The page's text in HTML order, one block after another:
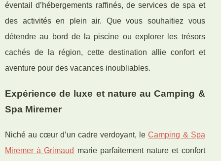
éventail d’hébergements raffinés, de services de spa et
des activités en plein air. Que vous souhaitiez vous
détendre au bord de la piscine ou explorer les trésors
cachés de la région, cette destination allie confort et
aventure pour des vacances inoubliables.
Expérience de luxe et nature au Camping &
Spa Miremer
Niché au cœur d’un cadre verdoyant, leCamping & Spa
Miremer à Grimaud marie parfaitement nature et confort